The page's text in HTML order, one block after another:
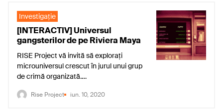
Investigaţie
[INTERACTIV] Universul
gangsterilor de pe Riviera Maya
RISE Project vă invită să explorați
microuniversul crescut în jurul unui grup
de crimă organizată.…
Rise Project iun. 10, 2020